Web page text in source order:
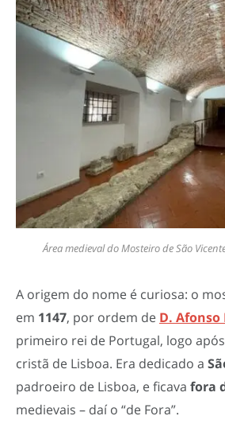
Área medieval do Mosteiro de São
A origem do nome é curiosa: o
em 1147, por ordem de D.
primeiro rei de Portugal, logo
cristã de Lisboa. Era dedicado a
padroeiro de Lisboa, e ficava fora
medievais – daí o “de Fora”.